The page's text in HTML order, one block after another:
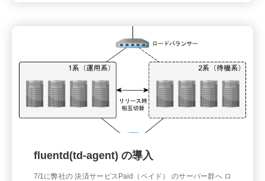
fluentd(td-agent) の導入
7/1に弊社の 決済サービスPaid（ペイド） のサーバー群へ ロ